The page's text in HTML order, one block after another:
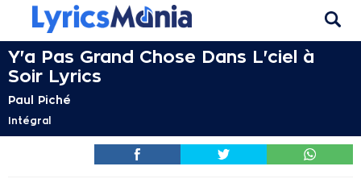
Y'a Pas Grand Chose Dans L'ciel à
Soir Lyrics
Paul Piché
Intégral